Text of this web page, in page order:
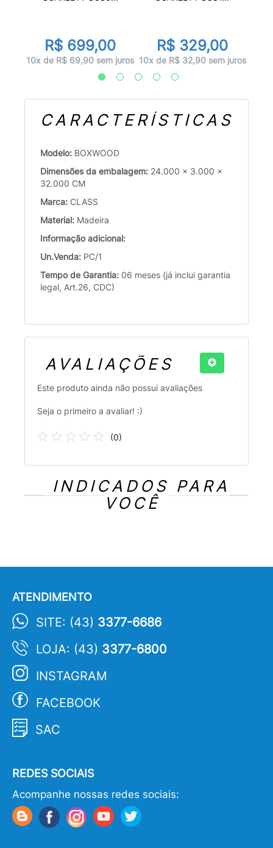
R$ 699,00
10x de R$ 69,90 sem juros
R$ 329,00
10x de R$ 32,90 sem juros
CARACTERÍSTICAS
Modelo: BOXWOOD
Dimensões da embalagem: 24.000 x 3.000 x
32.000 CM
Marca: CLASS
Material: Madeira
Informação adicional:
Un.Venda: PC/1
Tempo de Garantia: 06 meses (já inclui garantia
legal, Art.26, CDC)
AVALIAÇÕES
Este produto ainda não possui avaliações
Seja o primeiro a avaliar! :)
(0)
INDICADOS PARA
VOCÊ
ATENDIMENTO
SITE: (43) 3377-6686
LOJA: (43) 3377-6800
INSTAGRAM
FACEBOOK
SAC
REDES SOCIAIS
Acompanhe nossas redes sociais: